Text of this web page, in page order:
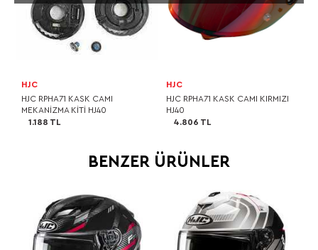
HJC
HJC RPHA71 KASK CAMI
MEKANİZMA KİTİ HJ40
1.188 TL
HJC
HJC RPHA71 KASK CAMI KIRMIZI
HJ40
4.806 TL
BENZER ÜRÜNLER